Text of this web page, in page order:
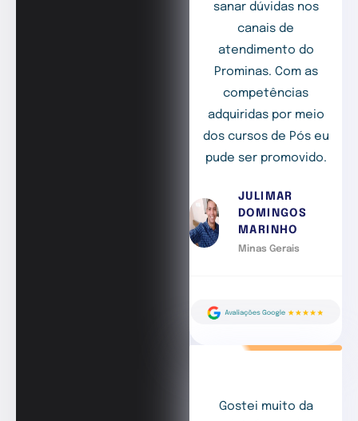
sanar dúvidas nos
canais de
atendimento do
Prominas. Com as
competências
adquiridas por meio
dos cursos de Pós eu
pude ser promovido.
JULIMAR
DOMINGOS
MARINHO
Minas Gerais
Gostei muito da